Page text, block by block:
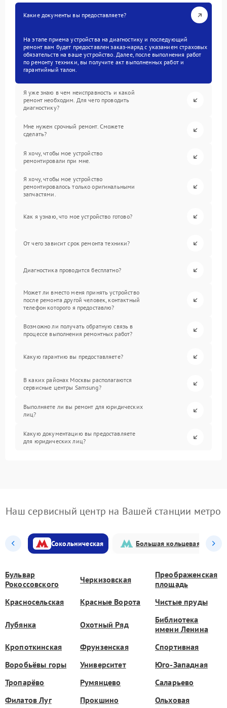
Какие документы вы предоставляете?
На этапе приема устройства на диагностику и последующий
ремонт вам будет предоставлен заказ-наряд с указанием страховых
обязательств на ваше устройство. Далее, после выполнения работ
по ремонту техники, вы получите акт выполненных работ и
гарантийный талон.
Я уже знаю в чем неисправность и какой
ремонт необходим. Для чего проводить
диагностику?
Мне нужен срочный ремонт. Сможете
сделать?
Я хочу, чтобы мое устройство
ремонтировали при мне.
Я хочу, чтобы мое устройство
ремонтировалось только оригинальными
запчастями.
Как я узнаю, что мое устройство готово?
От чего зависит срок ремонта техники?
Диагностика проводится бесплатно?
Может ли вместо меня принять устройство
после ремонта другой человек, контактный
телефон которого я предоставлю?
Возможно ли получать обратную связь в
процессе выполнения ремонтных работ?
Какую гарантию вы предоставляете?
В каких районах Москвы располагаются
сервисные центры Samsung?
Выполняете ли вы ремонт для юридических
лиц?
Какую документацию вы предоставляете
для юридических лиц?
Наш сервисный центр на Вашей станции метро
Сокольническая Большая кольцевая
Бульвар
Рокоссовского
Черкизовская
Преображенская
площадь
Красносельская
Красные Ворота Чистые пруды
Лубянка Охотный Ряд
Библиотека
имени Ленина
Кропоткинская
Фрунзенская
Спортивная
Воробьёвы горы
Университет
Юго-Западная
Тропарёво
Румянцево
Саларьево
Филатов Луг
Прокшино Ольховая